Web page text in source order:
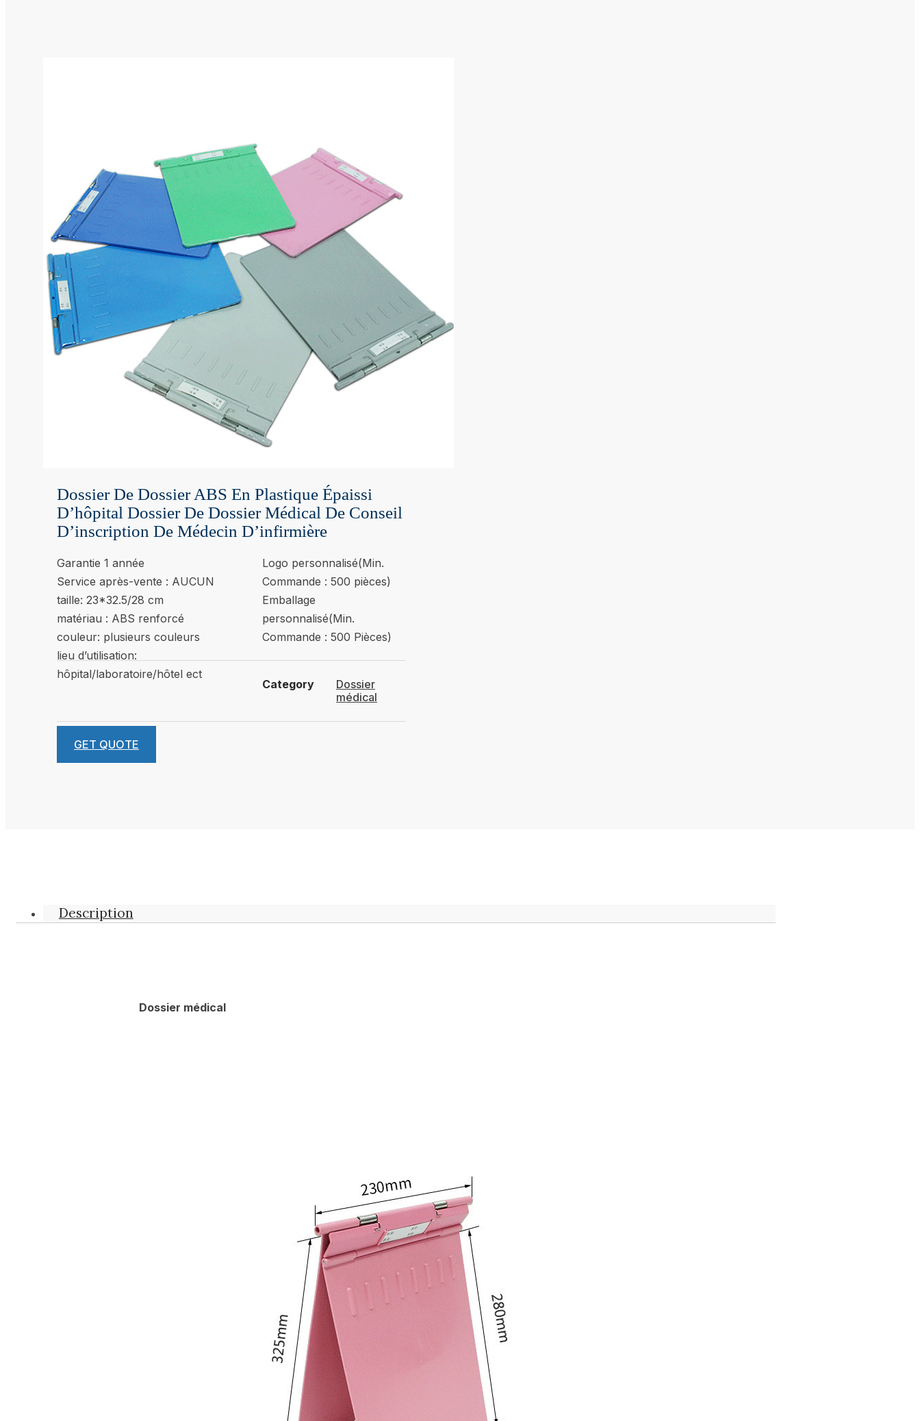
Dossier De Dossier ABS En Plastique Épaissi
D’hôpital Dossier De Dossier Médical De Conseil
D’inscription De Médecin D’infirmière
Garantie 1 année
Service après-vente : AUCUN
taille: 23*32.5/28 cm
matériau : ABS renforcé
couleur: plusieurs couleurs
lieu d’utilisation:
hôpital/laboratoire/hôtel ect
Logo personnalisé(Min.
Commande : 500 pièces)
Emballage
personnalisé(Min.
Commande : 500 Pièces)
Category
Dossier
médical
GET QUOTE
Description
Dossier médical